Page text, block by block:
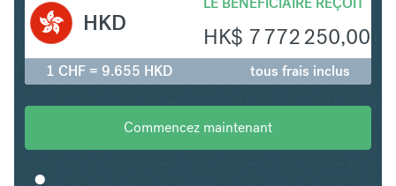
HK$ 7 772 250,00
HKD
1 CHF = 9.655 HKD tous frais inclus
Commencez maintenant